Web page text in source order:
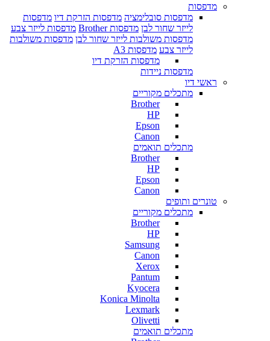
מדפסות
מדפסות סובלימציה מדפסות הזרקת דיו מדפסות
לייזר שחור לבן מדפסות Brother
מדפסות לייזר צבע
מדפסות משולבות לייזר שחור לבן מדפסות משולבות
לייזר צבע מדפסות A3
מדפסות הזרקת דיו
מדפסות ניידות
ראשי דיו
מתכלים מקוריים
Brother
HP
Epson
Canon
מתכלים תואמים
Brother
HP
Epson
Canon
טונרים ותופים
מתכלים מקוריים
Brother
HP
Samsung
Canon
Xerox
Pantum
Kyocera
Konica Minolta
Lexmark
Olivetti
מתכלים תואמים